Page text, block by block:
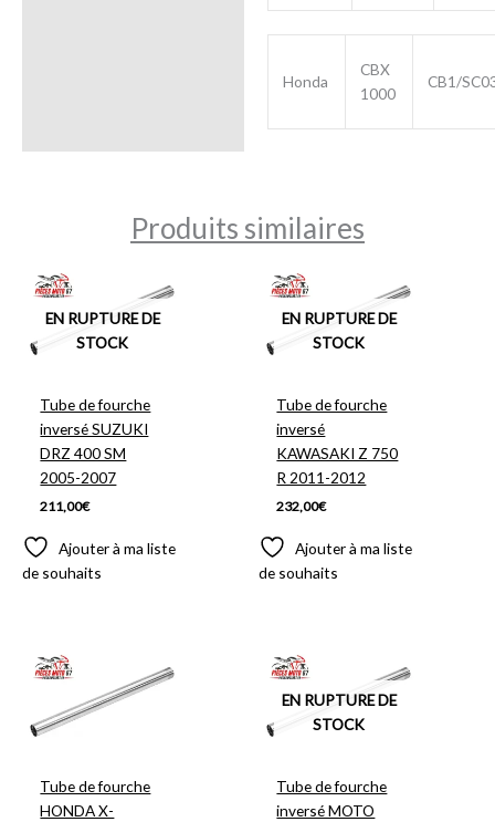
Honda
CBX
1000
CB1/
Produits similaires
EN RUPTURE DE
STOCK
Tube de fourche
inversé SUZUKI
DRZ 400 SM
2005-2007
211,00€
Ajouter à ma liste
de souhaits
EN RUPTURE DE
STOCK
Tube de fourche
inversé
KAWASAKI Z 750
R 2011-2012
232,00€
Ajouter à ma liste
de souhaits
Tube de fourche
HONDA X-
EN RUPTURE DE
STOCK
Tube de fourche
inversé MOTO